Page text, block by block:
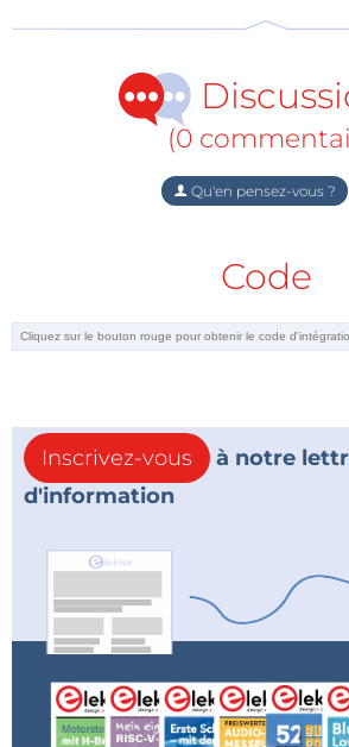
intégration du
de la réponse du système
Exercice 4 :application des
système complexe (pendule
(0
Qu'en pensez-vous ?
Code
Inscrivez-vous
à notre
d'information